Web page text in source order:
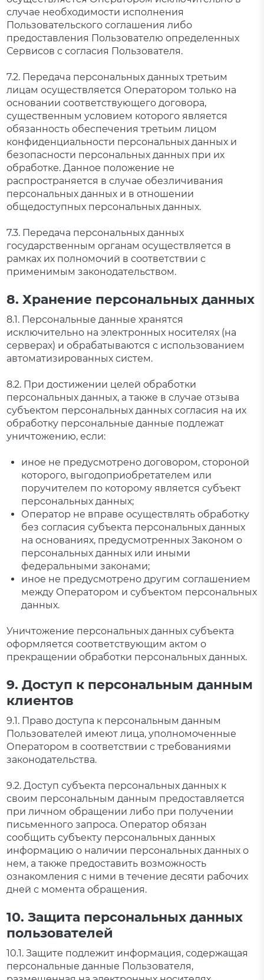
случае необходимости исполнения
Пользовательского соглашения либо
предоставления Пользователю определенных
Сервисов с согласия Пользователя.
7.2. Передача персональных данных третьим
лицам осуществляется Оператором только на
основании соответствующего договора,
существенным условием которого является
обязанность обеспечения третьим лицом
конфиденциальности персональных данных и
безопасности персональных данных при их
обработке. Данное положение не
распространяется в случае обезличивания
персональных данных и в отношении
общедоступных персональных данных.
7.3. Передача персональных данных
государственным органам осуществляется в
рамках их полномочий в соответствии с
применимым законодательством.
8. Хранение персональных данных
8.1. Персональные данные хранятся
исключительно на электронных носителях (на
серверах) и обрабатываются с использованием
автоматизированных систем.
8.2. При достижении целей обработки
персональных данных, а также в случае отзыва
субъектом персональных данных согласия на их
обработку персональные данные подлежат
уничтожению, если:
иное не предусмотрено договором, стороной
которого, выгодоприобретателем или
поручителем по которому является субъект
персональных данных;
Оператор не вправе осуществлять обработку
без согласия субъекта персональных данных
на основаниях, предусмотренных Законом о
персональных данных или иными
федеральными законами;
иное не предусмотрено другим соглашением
между Оператором и субъектом персональных
данных.
Уничтожение персональных данных субъекта
оформляется соответствующим актом о
прекращении обработки персональных данных.
9. Доступ к персональным данным
клиентов
9.1. Право доступа к персональным данным
Пользователей имеют лица, уполномоченные
Оператором в соответствии с требованиями
законодательства.
9.2. Доступ субъекта персональных данных к
своим персональным данным предоставляется
при личном обращении либо при получении
письменного запроса. Оператор обязан
сообщить субъекту персональных данных
информацию о наличии персональных данных о
нем, а также предоставить возможность
ознакомления с ними в течение десяти рабочих
дней с момента обращения.
10. Защита персональных данных
пользователей
10.1. Защите подлежит информация, содержащая
персональные данные Пользователя,